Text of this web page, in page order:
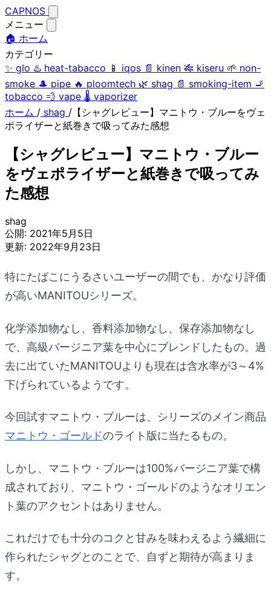
CAPNOS
メニュー
🏠 ホーム
カテゴリー
✨ glo ♨️ heat-tabacco 📱 iqos 📄 kinen 🎋 kiseru 🌱 non-
smoke 🎩 pipe 🔥 ploomtech 🌿 shag 📄 smoking-item 🚬
tobacco 💨 vape 🌡️ vaporizer
ホーム / shag / 【シャグレビュー】マニトウ・ブルーをヴェ
ポライザーと紙巻きで吸ってみた感想
【シャグレビュー】マニトウ・ブルー
をヴェポライザーと紙巻きで吸ってみ
た感想
shag
公開: 2021年5月5日
更新: 2022年9月23日
特にたばこにうるさいユーザーの間でも、かなり評価
が高いMANITOUシリーズ。
化学添加物なし、香料添加物なし、保存添加物なし
で、高級バージニア葉を中心にブレンドしたもの。過
去に出ていたMANITOUよりも現在は含水率が3～4%
下げられているようです。
今回試すマニトウ・ブルーは、シリーズのメイン商品
マニトウ・ゴールドのライト版に当たるもの。
しかし、マニトウ・ブルーは100%バージニア葉で構
成されており、マニトウ・ゴールドのようなオリエン
ト葉のアクセントはありません。
これだけでも十分のコクと甘みを味わえるよう繊細に
作られたシャグとのことで、自ずと期待が高まりま
す。